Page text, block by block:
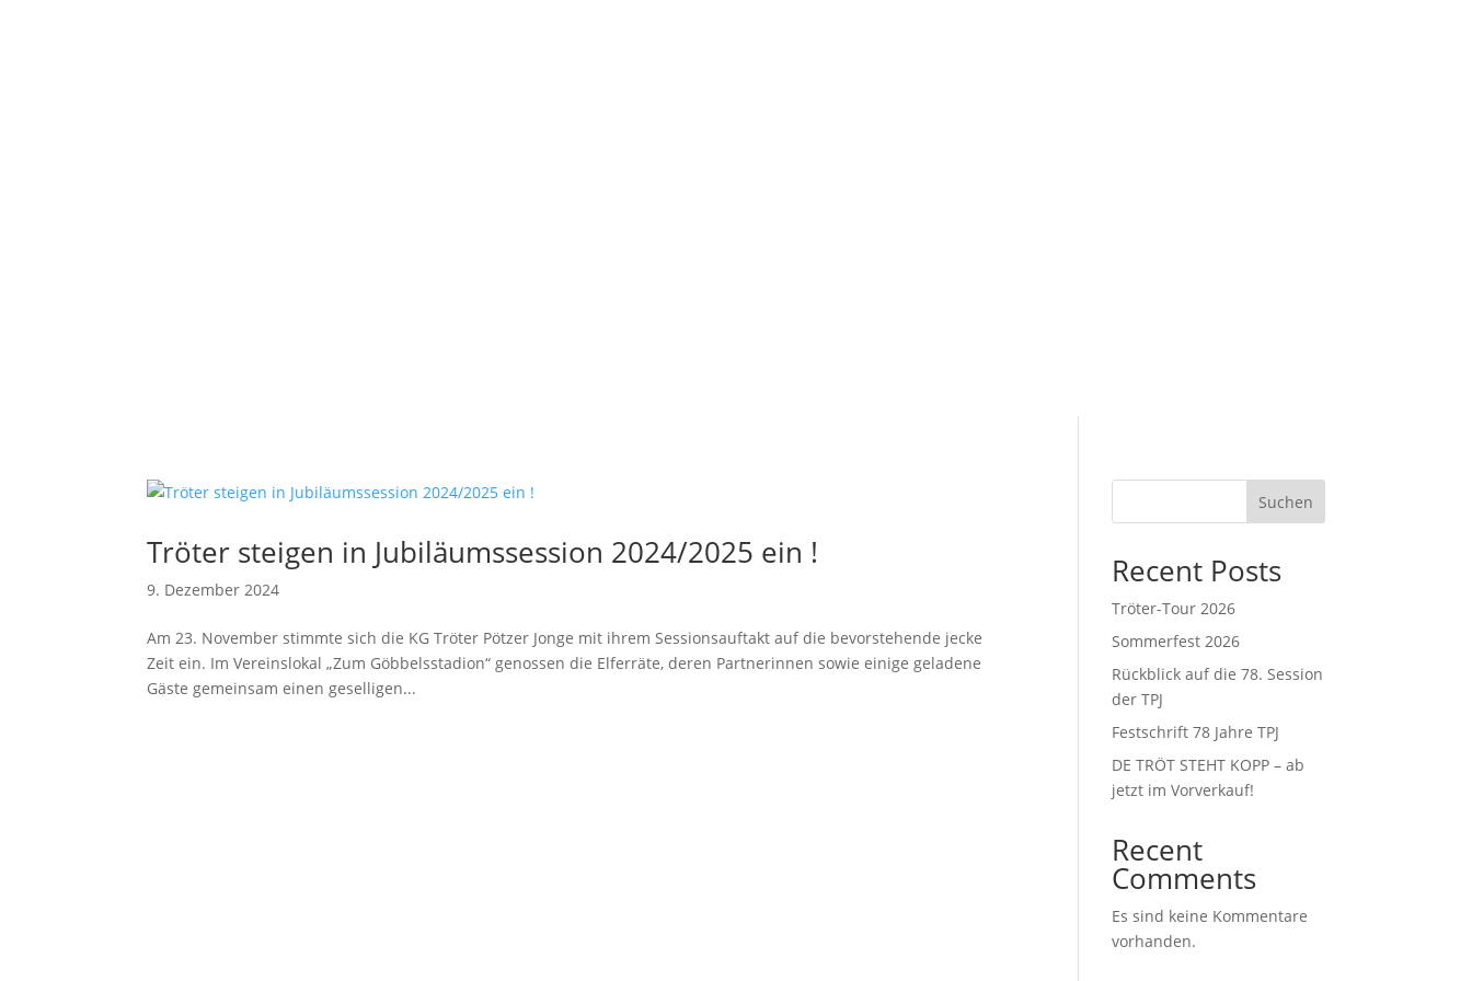
Tröter steigen in Jubiläumssession 2024/2025 ein !
9. Dezember 2024
Am 23. November stimmte sich die KG Tröter Pötzer Jonge mit ihrem Sessionsauftakt auf die bevorstehende jecke
Zeit ein. Im Vereinslokal „Zum Göbbelsstadion“ genossen die Elferräte, deren Partnerinnen sowie einige geladene
Gäste gemeinsam einen geselligen...
Suchen
Recent Posts
Tröter-Tour 2026
Sommerfest 2026
Rückblick auf die 78. Session
der TPJ
Festschrift 78 Jahre TPJ
DE TRÖT STEHT KOPP – ab
jetzt im Vorverkauf!
Recent
Comments
Es sind keine Kommentare
vorhanden.